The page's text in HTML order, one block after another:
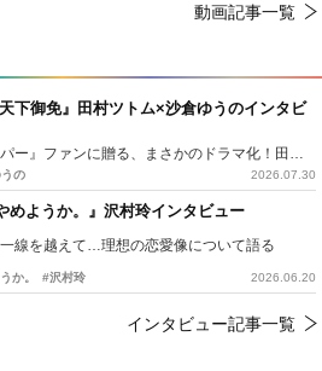
動画記事一覧
天下御免』田村ツトム×沙倉ゆうのインタビ
『侍タイムスリッパー』ファンに贈る、まさかのドラマ化！田村ツトム×沙倉ゆうのが語る『心配無用ノ介』撮影秘話
の 2026.07.30
めようか。』沢村玲インタビュー
線を越えて…理想の恋愛像について語る
か。 #沢村玲 2026.06.20
インタビュー記事一覧